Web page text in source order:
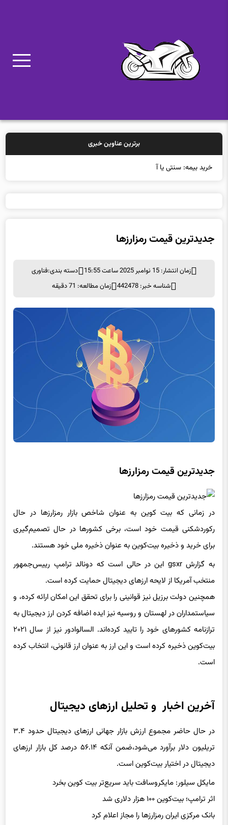
برترین عناوین خبری
خرید بیمه: سنتی یا آنلاین؟ کدامیک تجربه
جدیدترین قیمت رمزارزها
زمان انتشار: 15 نوامبر 2025 ساعت 15:55 دسته بندی:فناوری
شناسه خبر: 442478
زمان مطالعه: 71 دقیقه
جدیدترین قیمت رمزارزها
در زمانی که بیت کوین به عنوان شاخص بازار رمزارزها در حال
رکوردشکنی قیمت خود است، برخی کشورها در حال تصمیم‌گیری
برای خرید و ذخیره بیت‌کوین به عنوان ذخیره ملی خود هستند.
به گزارش gsxr این در حالی است که دونالد ترامپ رییس‌جمهور
منتخب آمریکا از لایحه‌ ارزهای دیجیتال حمایت کرده‌ است.
همچنین دولت برزیل نیز قوانینی را برای تحقق این امکان ارائه کرده،‌ و
سیاستمداران در لهستان و روسیه نیز ایده اضافه کردن ارز دیجیتال به
ترازنامه کشورهای خود را تایید کرده‌اند. السالوادور نیز از سال ۲۰۲۱
بیت‌کوین ذخیره کرده است و این ارز به عنوان ارز قانونی، انتخاب کرده
است.
آخرین اخبار و تحلیل ارزهای دیجیتال
در حال حاضر مجموع ارزش بازار جهانی ارزهای دیجیتال حدود ۳.۴
تریلیون دلار برآورد می‌شود،‌ضمن آنکه ۵۶.۱۴ درصد کل بازار ارزهای
دیجیتال در اختیار بیت‌کوین است.
مایکل سیلور: مایکروسافت باید سریع‌تر بیت کوین بخرد
اثر ترامپ؛ بیت‌کوین ۱۰۰ هزار دلاری شد
بانک مرکزی ایران رمزارزها را مجاز اعلام کرد